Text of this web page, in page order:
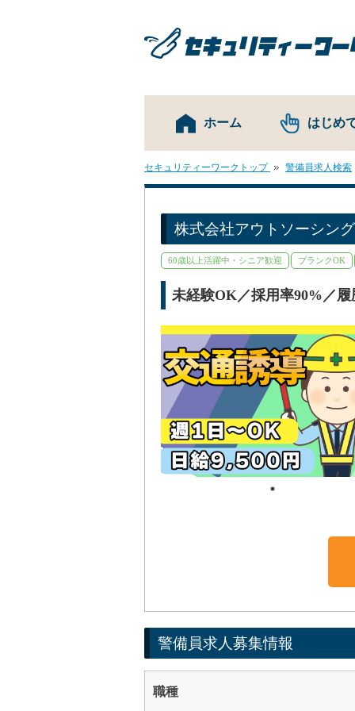
ホーム はじめ
セキュリティーワークトップ 警備員求人検索
株式会社アウトソーシン
60歳以上活躍中・シニア歓迎 ブランクOK
未経験OK／採用率90%／
警備員求人募集情報
職種